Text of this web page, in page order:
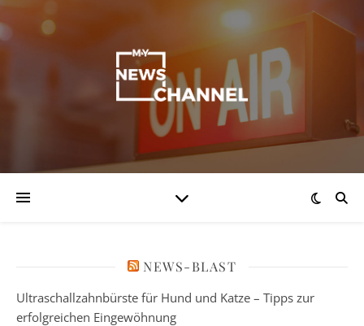
NEWS-BLAST
Ultraschallzahnbürste für Hund und Katze – Tipps zur
erfolgreichen Eingewöhnung